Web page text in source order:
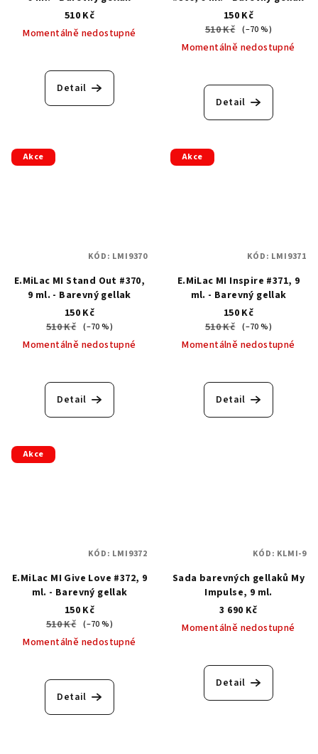
510 Kč
Momentálně nedostupné
Detail
150 Kč
510 Kč (–70 %)
Momentálně nedostupné
Detail
Akce
E.MiLac MI Stand Out #370,
9 ml. - Barevný gellak
150 Kč
510 Kč (–70 %)
Momentálně nedostupné
Detail
KÓD: LMI9370
Akce
E.MiLac MI Inspire #371, 9
ml. - Barevný gellak
150 Kč
510 Kč (–70 %)
Momentálně nedostupné
Detail
KÓD: LMI9371
Akce
E.MiLac MI Give Love #372, 9
ml. - Barevný gellak
150 Kč
510 Kč (–70 %)
Momentálně nedostupné
Detail
KÓD: LMI9372
Sada barevných gellaků My
Impulse, 9 ml.
3 690 Kč
Momentálně nedostupné
Detail
KÓD: KLMI-9